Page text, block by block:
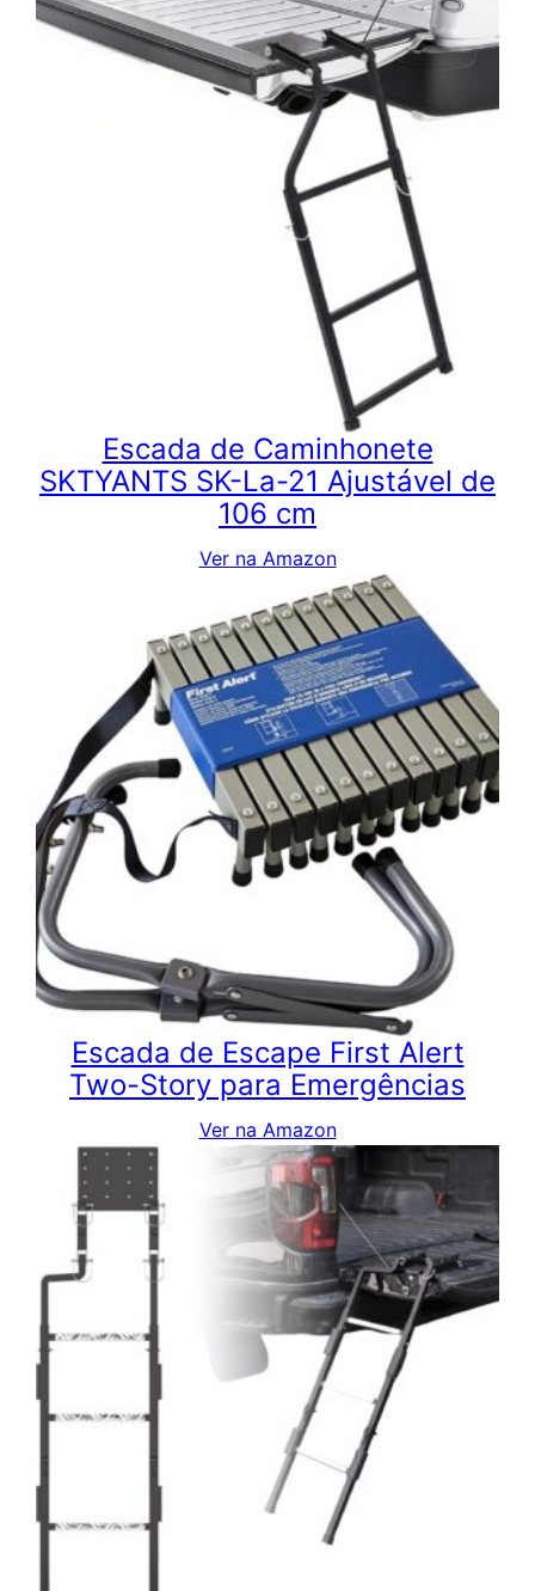
Escada de Caminhonete
SKTYANTS SK-La-21 Ajustável de
106 cm
Ver na Amazon
Escada de Escape First Alert
Two-Story para Emergências
Ver na Amazon